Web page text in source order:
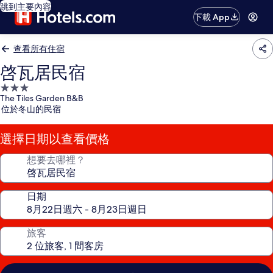
跳到主要內容
下載 App
查看所有住宿
啓瓦居民宿
3.0
星
級
住
宿
The Tiles Garden B&B
位於冬山的民宿
選擇日期以查看價格
想要去哪裡？
日期
旅客